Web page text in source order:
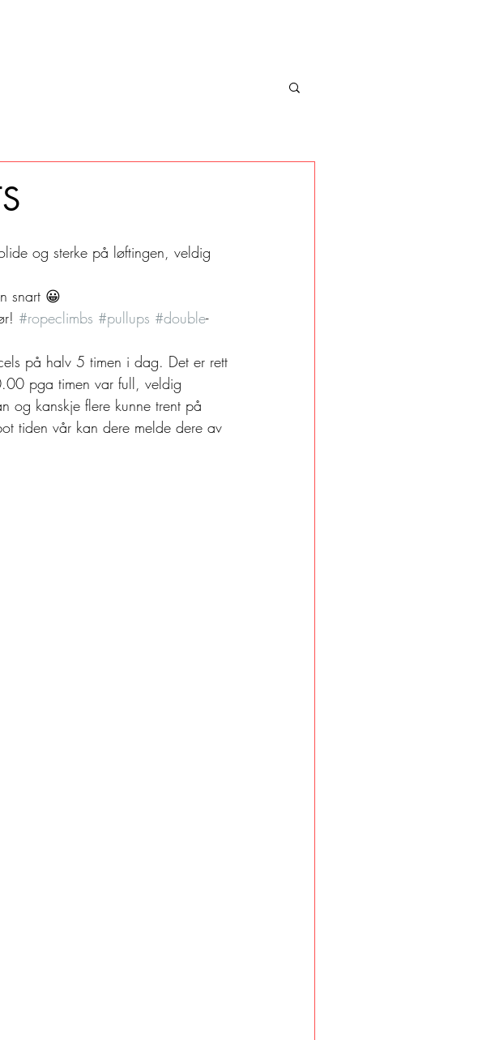
og sterke på løftingen, veldig
snart 😀
#ropeclimbs #pullups #double-
på halv 5 timen i dag. Det er rett
pga timen var full, veldig
og kanskje flere kunne trent på
tiden vår kan dere melde dere av